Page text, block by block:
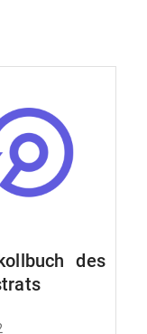
des